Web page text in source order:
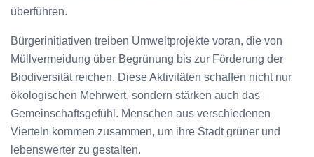
überführen.
Bürgerinitiativen treiben Umweltprojekte voran, die von
Müllvermeidung über Begrünung bis zur Förderung der
Biodiversität reichen. Diese Aktivitäten schaffen nicht nur
ökologischen Mehrwert, sondern stärken auch das
Gemeinschaftsgefühl. Menschen aus verschiedenen
Vierteln kommen zusammen, um ihre Stadt grüner und
lebenswerter zu gestalten.